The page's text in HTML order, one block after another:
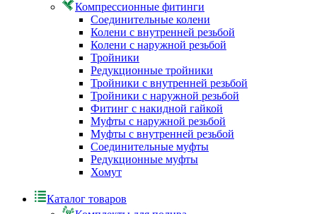
Компрессионные фитинги
Соединительные колени
Колени с внутренней резьбой
Колени с наружной резьбой
Тройники
Редукционные тройники
Тройники с внутренней резьбой
Тройники с наружной резьбой
Фитинг с накидной гайкой
Муфты с наружной резьбой
Муфты с внутренней резьбой
Соединительные муфты
Редукционные муфты
Хомут
Каталог товаров